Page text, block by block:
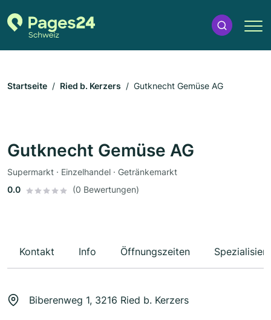
Startseite Ried b. Kerzers Gutknecht Gemüse AG
Gutknecht Gemüse AG
Supermarkt · Einzelhandel · Getränkemarkt
0.0
(0 Bewertungen)
Kontakt Info Öffnungszeiten
Biberenweg 1, 3216 Ried b. Kerzers